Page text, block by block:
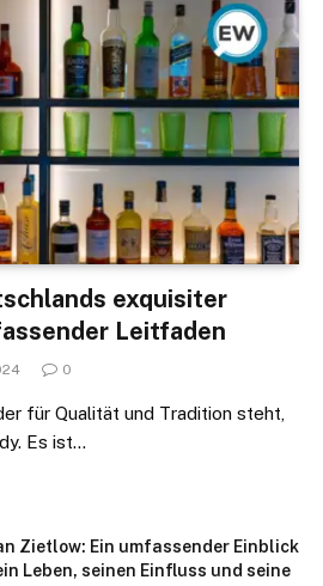
exquisiter
Leitfaden
0
für Qualität und Tradition steht,
Es ist…
Zietlow: Ein umfassender Einblick
Leben, seinen Einfluss und seine